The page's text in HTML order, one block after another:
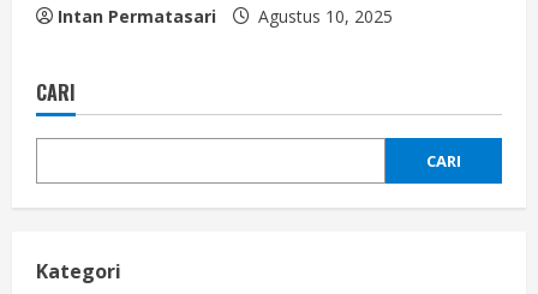
Intan Permatasari Agustus 10, 2025
CARI
CARI
Kategori